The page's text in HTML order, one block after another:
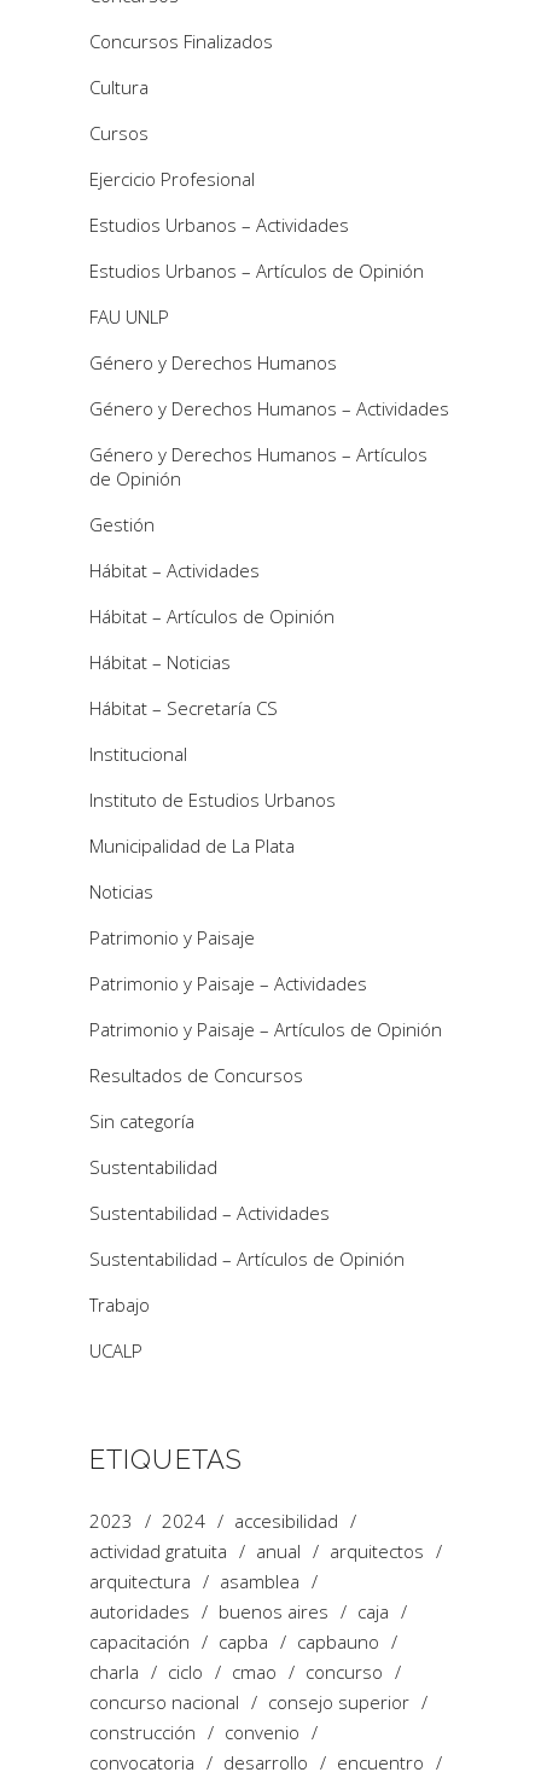
Concursos Finalizados
Cultura
Cursos
Ejercicio Profesional
Estudios Urbanos – Actividades
Estudios Urbanos – Artículos de Opinión
FAU UNLP
Género y Derechos Humanos
Género y Derechos Humanos – Actividades
Género y Derechos Humanos – Artículos
de Opinión
Gestión
Hábitat – Actividades
Hábitat – Artículos de Opinión
Hábitat – Noticias
Hábitat – Secretaría CS
Institucional
Instituto de Estudios Urbanos
Municipalidad de La Plata
Noticias
Patrimonio y Paisaje
Patrimonio y Paisaje – Actividades
Patrimonio y Paisaje – Artículos de Opinión
Resultados de Concursos
Sin categoría
Sustentabilidad
Sustentabilidad – Actividades
Sustentabilidad – Artículos de Opinión
Trabajo
UCALP
ETIQUETAS
2023 2024
accesibilidad
actividad gratuita
anual
arquitectos
arquitectura
asamblea
autoridades
buenos aires
caja
capacitación
capba
capbauno
charla
ciclo cmao
concurso
concurso nacional
consejo superior
construcción
convenio
convocatoria
desarrollo
encuentro